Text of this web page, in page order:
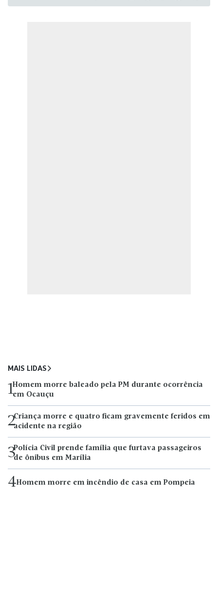
MAIS LIDAS
1Homem morre baleado pela PM durante ocorrência
em Ocauçu
2Criança morre e quatro ficam gravemente feridos em
acidente na região
3Polícia Civil prende família que furtava passageiros
de ônibus em Marília
4Homem morre em incêndio de casa em Pompeia